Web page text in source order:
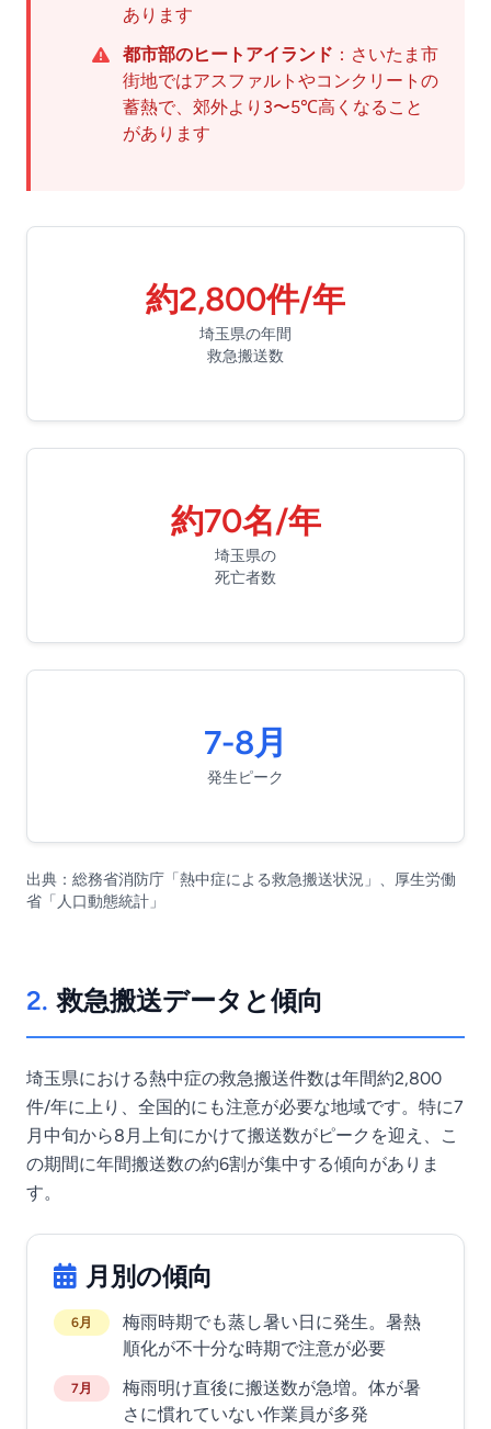
あります
都市部のヒートアイランド ：さいたま市
街地ではアスファルトやコンクリートの
蓄熱で、郊外より3〜5℃高くなること
があります
約2,800件/年
埼玉県の年間
救急搬送数
約70名/年
埼玉県の
死亡者数
7-8月
発生ピーク
出典：総務省消防庁「熱中症による救急搬送状況」、厚生労働
省「人口動態統計」
2. 救急搬送データと傾向
埼玉県における熱中症の救急搬送件数は年間約2,800
件/年に上り、全国的にも注意が必要な地域です。特に7
月中旬から8月上旬にかけて搬送数がピークを迎え、こ
の期間に年間搬送数の約6割が集中する傾向がありま
す。
月別の傾向
6月
梅雨時期でも蒸し暑い日に発生。暑熱
順化が不十分な時期で注意が必要
7月
梅雨明け直後に搬送数が急増。体が暑
さに慣れていない作業員が多発